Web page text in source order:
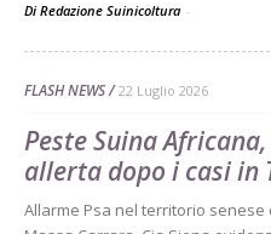
Di Redazione Suinicoltura -
FLASH NEWS 22 Luglio 2026
Peste Suina
allerta dopo i casi in
Allarme Psa nel territorio